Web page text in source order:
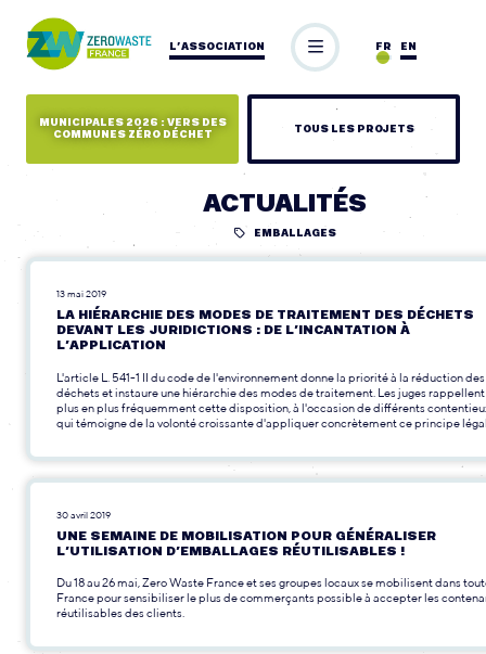
L’ASSOCIATION EN
FR
MUNICIPALES 2026 : VERS DES
COMMUNES ZÉRO DÉCHET
TOUS LES PROJETS
ACTUALITÉS
EMBALLAGES
13 mai 2019
LA HIÉRARCHIE DES MODES DE TRAITEMENT DES DÉCHETS
DEVANT LES JURIDICTIONS : DE L’INCANTATION À
L’APPLICATION
L'article L. 541-1 II du code de l'environnement donne la priorité à la réduction des
déchets et instaure une hiérarchie des modes de traitement. Les juges
plus en plus fréquemment cette disposition, à l'occasion de différents
qui témoigne de la volonté croissante d'appliquer concrètement ce principe
30 avril 2019
UNE SEMAINE DE MOBILISATION POUR GÉNÉRALISER
L’UTILISATION D’EMBALLAGES RÉUTILISABLES !
Du 18 au 26 mai, Zero Waste France et ses groupes locaux se mobilisent dans
France pour sensibiliser le plus de commerçants possible à accepter les
réutilisables des clients.